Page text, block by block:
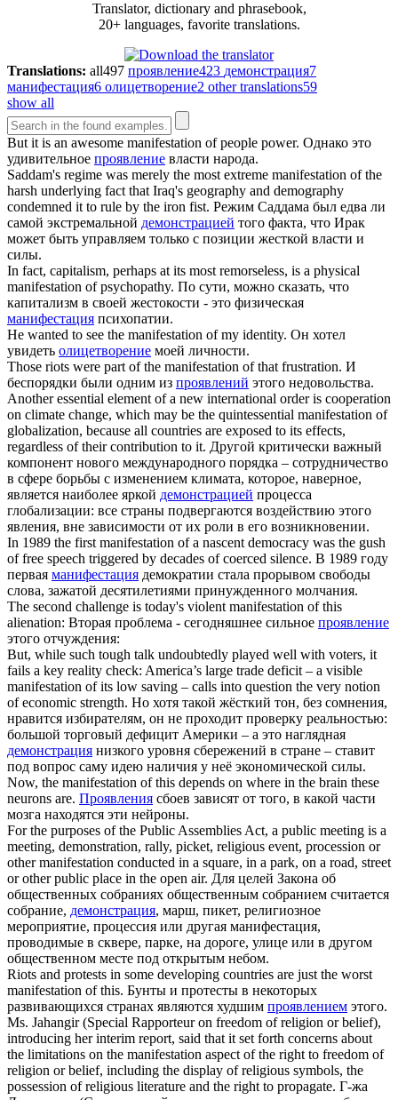
Translator, dictionary and phrasebook,
20+ languages, favorite translations.
Translations: all497 проявление423 демонстрация7
манифестация6 олицетворение2 other translations59
show all
But it is an awesome manifestation of people power. Однако это
удивительное проявление власти народа.
Saddam's regime was merely the most extreme manifestation of the
harsh underlying fact that Iraq's geography and demography
condemned it to rule by the iron fist. Режим Саддама был едва ли
самой экстремальной демонстрацией того факта, что Ирак
может быть управляем только с позиции жесткой власти и
силы.
In fact, capitalism, perhaps at its most remorseless, is a physical
manifestation of psychopathy. По сути, можно сказать, что
капитализм в своей жестокости - это физическая
манифестация психопатии.
He wanted to see the manifestation of my identity. Он хотел
увидеть олицетворение моей личности.
Those riots were part of the manifestation of that frustration. И
беспорядки были одним из проявлений этого недовольства.
Another essential element of a new international order is cooperation
on climate change, which may be the quintessential manifestation of
globalization, because all countries are exposed to its effects,
regardless of their contribution to it. Другой критически важный
компонент нового международного порядка – сотрудничество
в сфере борьбы с изменением климата, которое, наверное,
является наиболее яркой демонстрацией процесса
глобализации: все страны подвергаются воздействию этого
явления, вне зависимости от их роли в его возникновении.
In 1989 the firstmanifestation of a nascent democracy was the gush
of free speech triggered by decades of coerced silence. В 1989 году
первая манифестация демократии стала прорывом свободы
слова, зажатой десятилетиями принужденного молчания.
The second challenge is today's violentmanifestation of this
alienation: Вторая проблема - сегодняшнее сильное проявление
этого отчуждения:
But, while such tough talk undoubtedly played well with voters, it
fails a key reality check: America’s large trade deficit – a visible
manifestation of its low saving – calls into question the very notion
of economic strength. Но хотя такой жёсткий тон, без сомнения,
нравится избирателям, он не проходит проверку реальностью:
большой торговый дефицит Америки – а это наглядная
демонстрация низкого уровня сбережений в стране – ставит
под вопрос саму идею наличия у неё экономической силы.
Now, the manifestation of this depends on where in the brain these
neurons are. Проявления сбоев зависят от того, в какой части
мозга находятся эти нейроны.
For the purposes of the Public Assemblies Act, a public meeting is a
meeting, demonstration, rally, picket, religious event, procession or
othermanifestation conducted in a square, in a park, on a road, street
or other public place in the open air. Для целей Закона об
общественных собраниях общественным собранием считается
собрание, демонстрация, марш, пикет, религиозное
мероприятие, процессия или другая манифестация,
проводимые в сквере, парке, на дороге, улице или в другом
общественном месте под открытым небом.
Riots and protests in some developing countries are just the worst
manifestation of this. Бунты и протесты в некоторых
развивающихся странах являются худшим проявлением этого.
Ms. Jahangir (Special Rapporteur on freedom of religion or belief),
introducing her interim report, said that it set forth concerns about
the limitations on the manifestation aspect of the right to freedom of
religion or belief, including the display of religious symbols, the
possession of religious literature and the right to propagate. Г-жа